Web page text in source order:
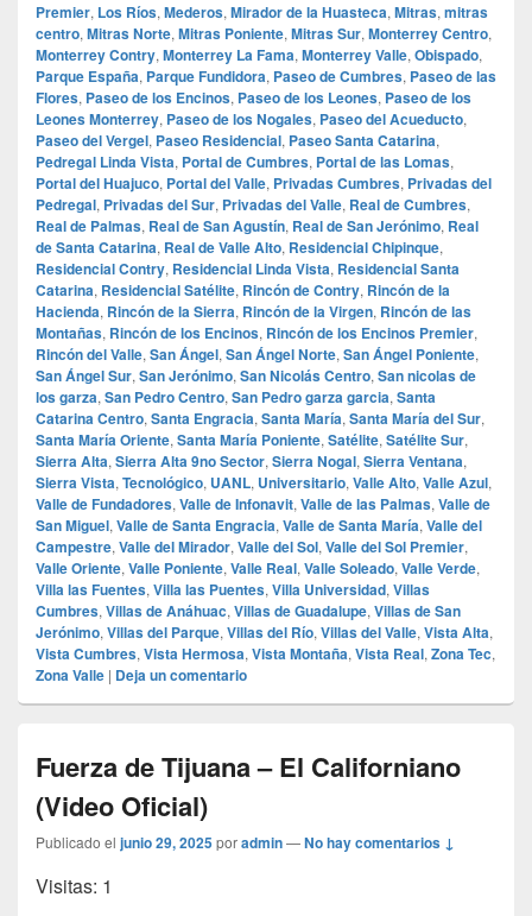
Premier, Los Ríos, Mederos, Mirador de la Huasteca, Mitras, mitras
centro, Mitras Norte, Mitras Poniente, Mitras Sur, Monterrey Centro,
Monterrey Contry, Monterrey La Fama, Monterrey Valle, Obispado,
Parque España, Parque Fundidora, Paseo de Cumbres, Paseo de las
Flores, Paseo de los Encinos, Paseo de los Leones, Paseo de los
Leones Monterrey, Paseo de los Nogales, Paseo del Acueducto,
Paseo del Vergel, Paseo Residencial, Paseo Santa Catarina,
Pedregal Linda Vista, Portal de Cumbres, Portal de las Lomas,
Portal del Huajuco, Portal del Valle, Privadas Cumbres, Privadas del
Pedregal, Privadas del Sur, Privadas del Valle, Real de Cumbres,
Real de Palmas, Real de San Agustín, Real de San Jerónimo, Real
de Santa Catarina, Real de Valle Alto, Residencial Chipinque,
Residencial Contry, Residencial Linda Vista, Residencial Santa
Catarina, Residencial Satélite, Rincón de Contry, Rincón de la
Hacienda, Rincón de la Sierra, Rincón de la Virgen, Rincón de las
Montañas, Rincón de los Encinos, Rincón de los Encinos Premier,
Rincón del Valle, San Ángel, San Ángel Norte, San Ángel Poniente,
San Ángel Sur, San Jerónimo, San Nicolás Centro, San nicolas de
los garza, San Pedro Centro, San Pedro garza garcia, Santa
Catarina Centro, Santa Engracia, Santa María, Santa María del Sur,
Santa María Oriente, Santa María Poniente, Satélite, Satélite Sur,
Sierra Alta, Sierra Alta 9no Sector, Sierra Nogal, Sierra Ventana,
Sierra Vista, Tecnológico, UANL, Universitario, Valle Alto, Valle Azul,
Valle de Fundadores, Valle de Infonavit, Valle de las Palmas, Valle de
San Miguel, Valle de Santa Engracia, Valle de Santa María, Valle del
Campestre, Valle del Mirador, Valle del Sol, Valle del Sol Premier,
Valle Oriente, Valle Poniente, Valle Real, Valle Soleado, Valle Verde,
Villa las Fuentes, Villa las Puentes, Villa Universidad, Villas
Cumbres, Villas de Anáhuac, Villas de Guadalupe, Villas de San
Jerónimo, Villas del Parque, Villas del Río, Villas del Valle, Vista Alta,
Vista Cumbres, Vista Hermosa, Vista Montaña, Vista Real, Zona Tec,
Zona Valle | Deja un comentario
Fuerza de Tijuana – El Californiano
(Video Oficial)
Publicado el junio 29, 2025poradmin—No hay comentarios ↓
Visitas: 1